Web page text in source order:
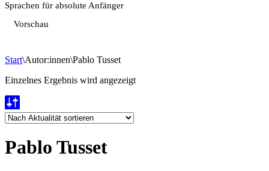
Sprachen für absolute Anfänger
Vorschau
Start\Autor:innen\Pablo Tusset
Einzelnes Ergebnis wird angezeigt
Pablo Tusset